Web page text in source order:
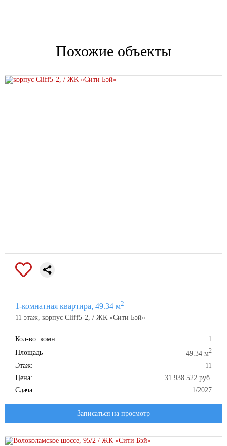
Похожие объекты
1-комнатная квартира, 49.34 м2
11 этаж, корпус Cliff5-2, / ЖК «Сити Бэй»
Кол-во. комн.:
1
Площадь
49.34 м2
Этаж:
11
Цена:
31 938 522 руб.
Сдача:
1/2027
Записаться на просмотр